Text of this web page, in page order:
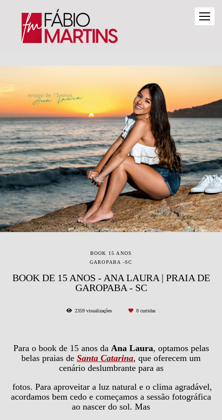
BOOK 15 ANOS
GAROPABA -SC
BOOK DE 15 ANOS - ANA LAURA | PRAIA DE
GAROPABA - SC
2359 visualizações 0 curtidas
Para o book de 15 anos da Ana Laura, optamos pelas
belas praias de Santa Catarina, que oferecem um
cenário deslumbrante para as
fotos. Para aproveitar a luz natural e o clima agradável,
acordamos bem cedo e começamos a sessão fotográfica
ao nascer do sol. Mas